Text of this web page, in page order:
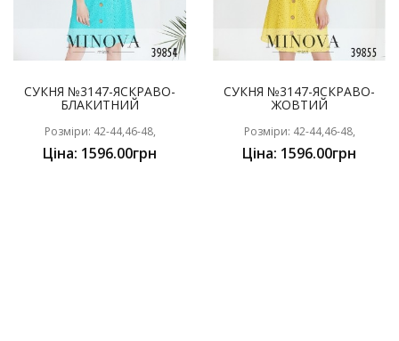
СУКНЯ №3147-ЯСКРАВО-
БЛАКИТНИЙ
Розміри: 42-44,46-48,
Ціна: 1596.00грн
СУКНЯ №3147-ЯСКРАВО-
ЖОВТИЙ
Розміри: 42-44,46-48,
Ціна: 1596.00грн